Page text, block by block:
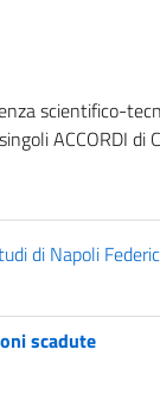
scientifico-
ACCORDI di
di Napoli
scadute